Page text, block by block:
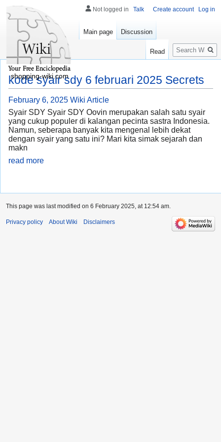
kode syair sdy 6 februari 2025 Secrets
February 6, 2025 Wiki Article
Syair SDY Syair SDY Oovin merupakan salah satu syair
yang cukup populer di kalangan pecinta sastra Indonesia.
Namun, seberapa banyak kita mengenal lebih dekat
dengan syair yang satu ini? Mari kita simak sejarah dan
makn
read more
Not logged in Talk Create account Log in
Main page Discussion
Read
Search
shopping-wiki.com
This page was last modified on 6 February 2025, at 12:54 am.
Privacy policy About Wiki Disclaimers